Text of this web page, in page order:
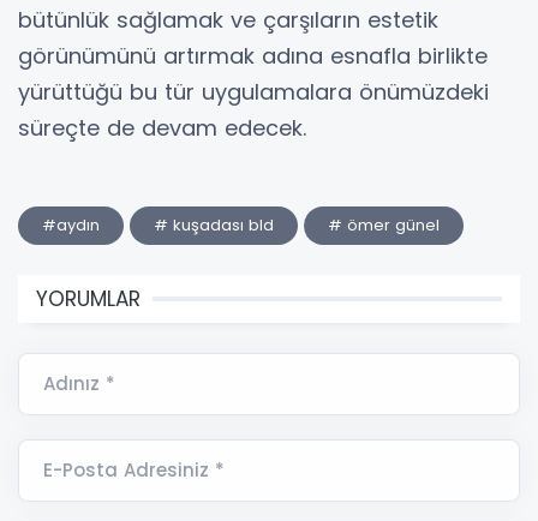
bütünlük sağlamak ve çarşıların estetik
görünümünü artırmak adına esnafla birlikte
yürüttüğü bu tür uygulamalara önümüzdeki
süreçte de devam edecek.
#aydın # kuşadası bld # ömer günel
YORUMLAR
Adınız *
E-Posta Adresiniz *